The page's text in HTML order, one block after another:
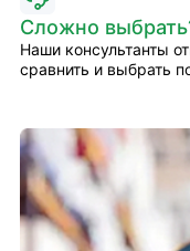
Сложно
Наши консультанты
сравнить и выбрать